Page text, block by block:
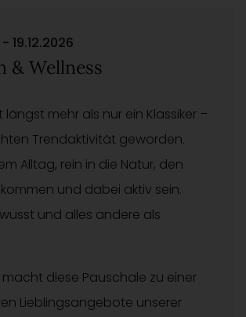
19.12.2026
& Wellness
längst mehr als nur ein Klassiker –
Trendaktivität geworden.
Alltag, rein in die Natur, den
und dabei aktiv sein.
und alles andere als
diese Pauschale zu einer
Lieblingsangebote unserer